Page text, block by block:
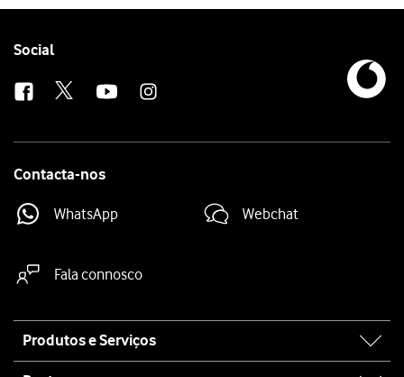
Follow
Social
Contacta-nos
WhatsApp Webchat
Fala connosco
map
Produtos e Serviços